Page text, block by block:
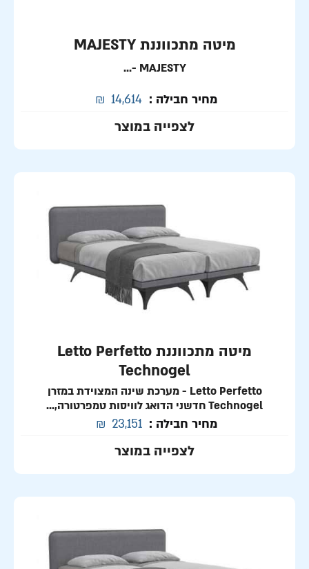
מיטה מתכווננת MAJESTY
MAJESTY
-...
מחיר חבילה : 14,614
₪
לצפייה במוצר
מיטה מתכווננת Letto Perfetto
Technogel
Letto Perfetto - מערכת שינה המצוידת במזרן
Technogel חדשני הדואג לוויסות טמפרטורה,...
מחיר חבילה : 23,151
₪
לצפייה במוצר